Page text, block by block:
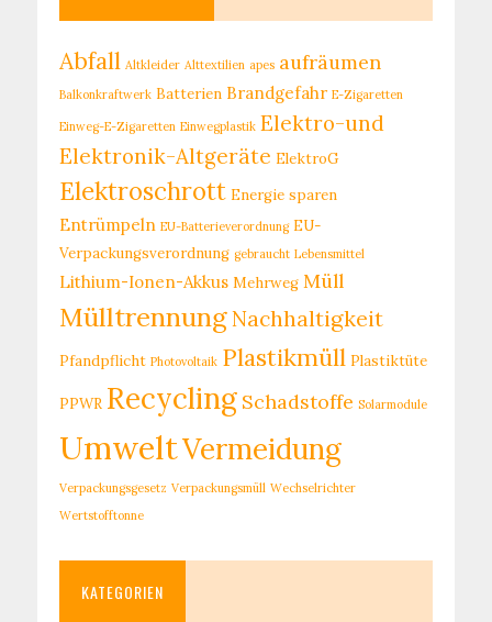
Abfall Altkleider Alttextilien apes aufräumen
Balkonkraftwerk Batterien Brandgefahr E-Zigaretten
Einweg-E-Zigaretten Einwegplastik Elektro-und
Elektronik-Altgeräte ElektroG
Elektroschrott Energie sparen
Entrümpeln EU-Batterieverordnung EU-
Verpackungsverordnung gebraucht Lebensmittel
Lithium-Ionen-Akkus Mehrweg Müll
MülltrennungNachhaltigkeit
Pfandpflicht Photovoltaik Plastikmüll Plastiktüte
PPWR Recycling Schadstoffe Solarmodule
UmweltVermeidung
Verpackungsgesetz Verpackungsmüll Wechselrichter
Wertstofftonne
KATEGORIEN